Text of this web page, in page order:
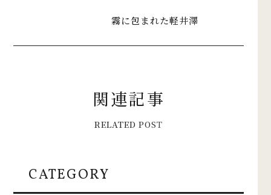
霧に包まれた軽井澤
関連記事
RELATED POST
CATEGORY